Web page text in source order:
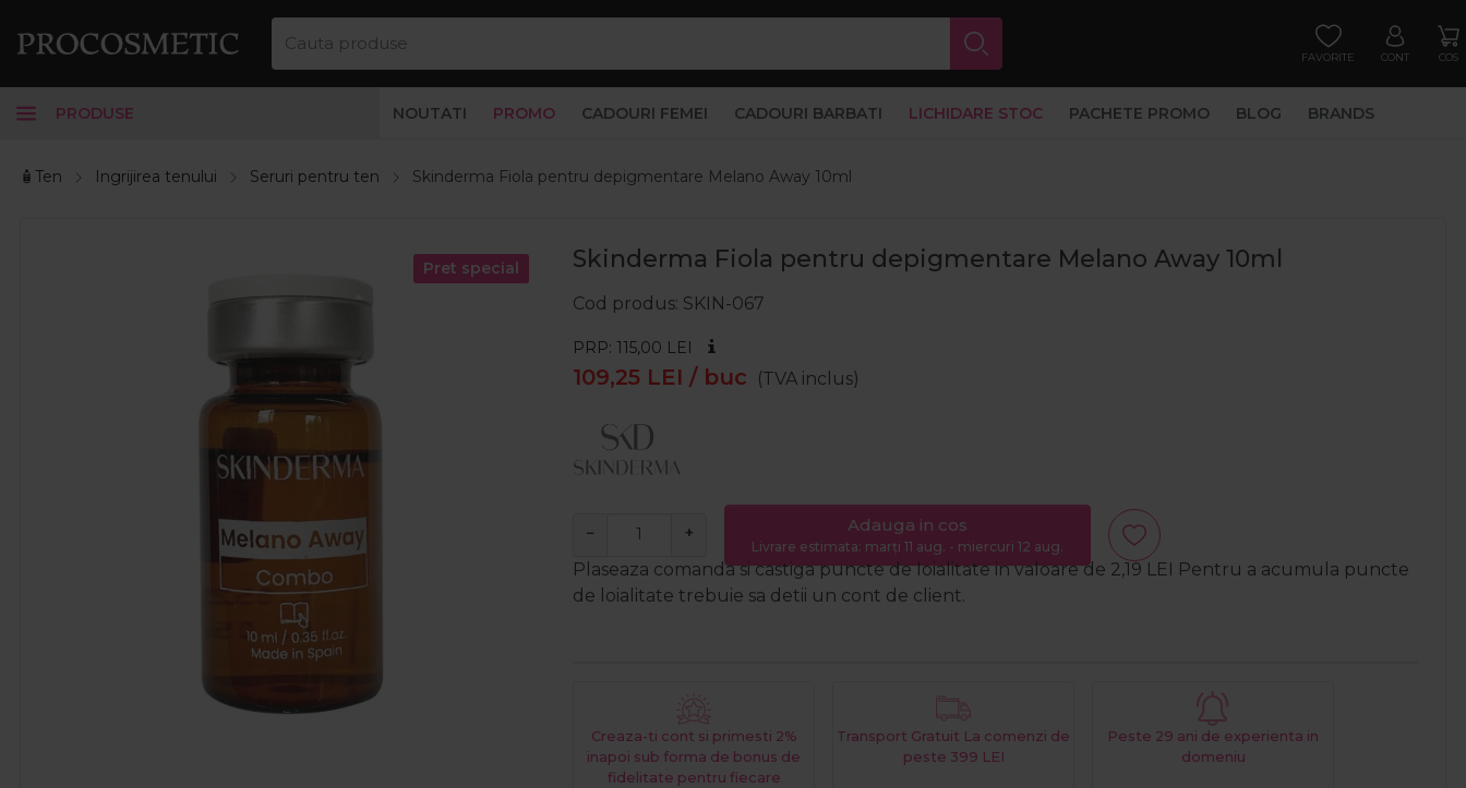
FAVORITE CONT COS
PRODUSE NOUTATI PROMO CADOURI FEMEI CADOURI BARBATI LICHIDARE STOC PACHETE PROMO BLOG BRANDS
🧴Ten Ingrijirea tenului Seruri pentru ten Skinderma Fiola pentru depigmentare Melano Away 10ml
Pret special Skinderma Fiola pentru depigmentare Melano Away 10ml
Cod produs SKIN-067
PRP: 115,00 LEI
109,25 LEI / buc (TVA inclus)
− + Adauga in cos
Livrare estimata: marți 11 aug. - miercuri 12 aug.
Plaseaza comanda si castiga puncte de loialitate in valoare de 2,19 LEI
Pentru a acumula puncte
de loialitate trebuie sa detii un cont de client.
Creaza-ti cont si primesti 2%
inapoi sub forma de bonus de
fidelitate pentru fiecare
Transport Gratuit La comenzi de
peste 399 LEI
Peste 29 ani de experienta in
domeniu